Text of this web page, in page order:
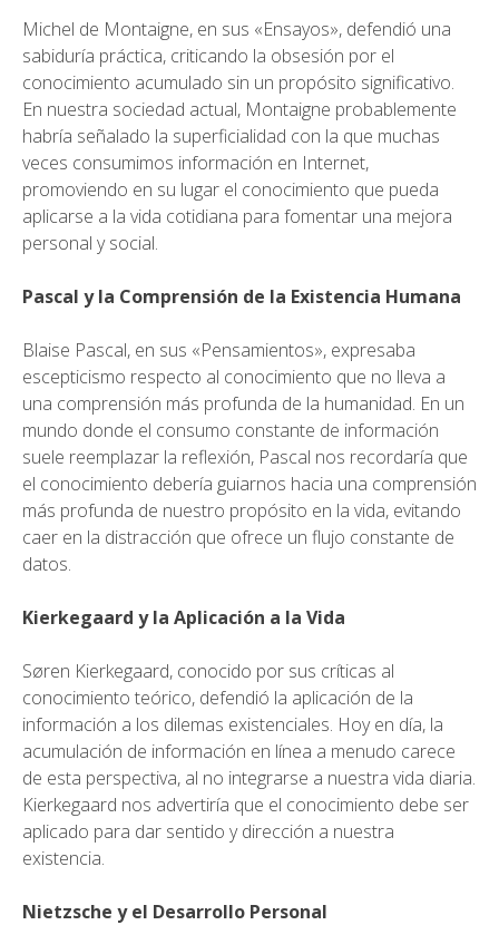
Michel de Montaigne, en sus «Ensayos», defendió una
sabiduría práctica, criticando la obsesión por el
conocimiento acumulado sin un propósito significativo.
En nuestra sociedad actual, Montaigne probablemente
habría señalado la superficialidad con la que muchas
veces consumimos información en Internet,
promoviendo en su lugar el conocimiento que pueda
aplicarse a la vida cotidiana para fomentar una mejora
personal y social.
Pascal y la Comprensión de la Existencia Humana
Blaise Pascal, en sus «Pensamientos», expresaba
escepticismo respecto al conocimiento que no lleva a
una comprensión más profunda de la humanidad. En un
mundo donde el consumo constante de información
suele reemplazar la reflexión, Pascal nos recordaría que
el conocimiento debería guiarnos hacia una comprensión
más profunda de nuestro propósito en la vida, evitando
caer en la distracción que ofrece un flujo constante de
datos.
Kierkegaard y la Aplicación a la Vida
Søren Kierkegaard, conocido por sus críticas al
conocimiento teórico, defendió la aplicación de la
información a los dilemas existenciales. Hoy en día, la
acumulación de información en línea a menudo carece
de esta perspectiva, al no integrarse a nuestra vida diaria.
Kierkegaard nos advertiría que el conocimiento debe ser
aplicado para dar sentido y dirección a nuestra
existencia.
Nietzsche y el Desarrollo Personal